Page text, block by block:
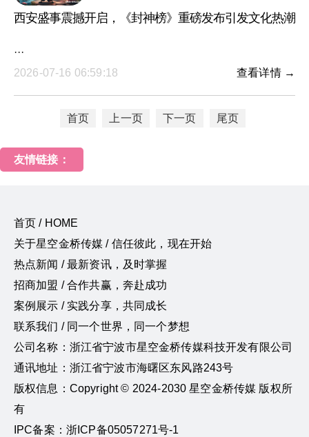
西安盛事震撼开启，《封神榜》重磅发布引发文化热潮
···
2026-07-16 06:59:18
查看详情 →
首页 上一页 下一页 尾页
友情链接：
首页 / HOME
关于星空金桥传媒 / 信任彼此，现在开始
热点新闻 / 最新资讯，及时掌握
招商加盟 / 合作共赢，奔赴成功
案例展示 / 实践分享，共同成长
联系我们 / 同一个世界，同一个梦想
公司名称：浙江省宁波市星空金桥传媒科技开发有限公司
通讯地址：浙江省宁波市海曙区东风路243号
版权信息：Copyright © 2024-2030 星空金桥传媒 版权所
有
IPC备案：浙ICP备05057271号-1